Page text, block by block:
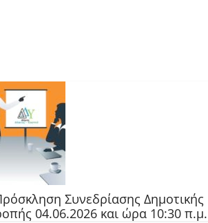
Συνεδρίασης Δημοτικής
04.06.2026 και ώρα 10:30 π.μ.